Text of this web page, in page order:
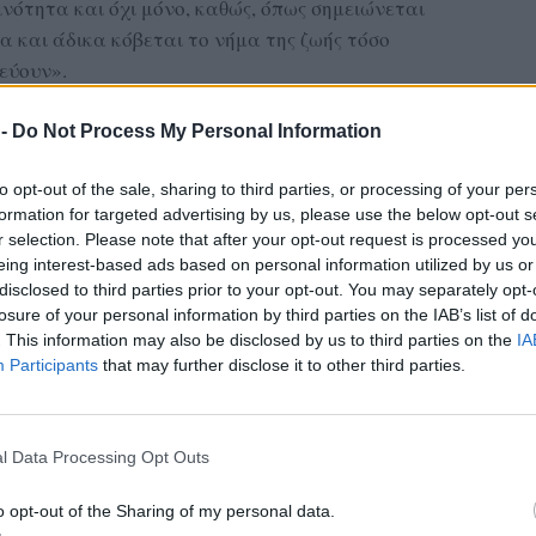
Do Not Process My Personal Information
opt-out of the sale, sharing to third parties, or processing of your
for targeted advertising by us, please use the below opt-out
selection. Please note that after your opt-out request is processed
interest-based ads based on personal information utilized by us
to third parties prior to your opt-out. You may separately
of your personal information by third parties on the IAB’s list of
This information may also be disclosed by us to third parties on the
Participants that may further disclose it to other third parties.
Data Processing Opt Outs
opt-out of the Sharing of my personal data.
και όχι μόνο, καθώς, όπως σημειώνεται
άδικα κόβεται το νήμα της ζωής τόσο
υπογραμμίζει πως η τραγωδία
και εκπαιδευτικούς που αποτελούσαν
δυο νέων παιδιών, ενώ εκφράζει ιδιαίτερη
και τον Σύλλογο Διδασκόντων του 4ου
ΔΙΑΦΗΜΙΣΗ